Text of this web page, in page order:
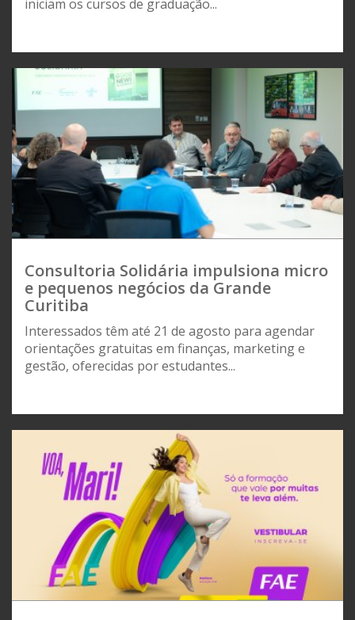
iniciam os cursos de graduação...
Consultoria Solidária impulsiona micro
e pequenos negócios da Grande
Curitiba
Interessados têm até 21 de agosto para agendar
orientações gratuitas em finanças, marketing e
gestão, oferecidas por estudantes...